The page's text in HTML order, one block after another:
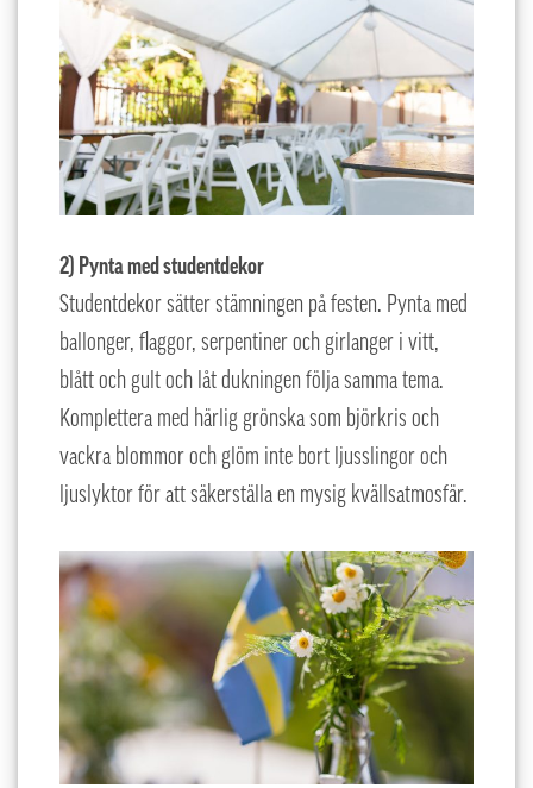
2) Pynta med studentdekor
Studentdekor sätter stämningen på festen. Pynta med
ballonger, flaggor, serpentiner och girlanger i vitt,
blått och gult och låt dukningen följa samma tema.
Komplettera med härlig grönska som björkris och
vackra blommor och glöm inte bort ljusslingor och
ljuslyktor för att säkerställa en mysig kvällsatmosfär.